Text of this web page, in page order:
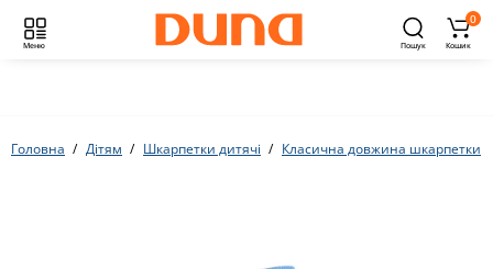
Меню Пошук
0
Кошик
Головна Дітям Шкарпетки дитячі Класична довжина шкарпетки